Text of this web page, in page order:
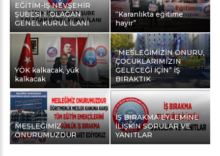
EĞİTİM-İŞ NEVŞEHİR
ŞUBESİ 1. OLAĞAN
GENEL KURUL İLANI
“Karanlıkta eğitime
hayır”
YÖK kalkacak, yük
kalkacak
“MESLEĞİMİZİN ONURU,
ÇOCUKLARIMIZIN
GELECEĞİ İÇİN” İŞ
BIRAKTIK
MESLEĞİMİZ
ONURUMUZDUR
İŞ BIRAKMA EYLEMİNE
İLİŞKİN SORULAR VE
YANITLAR